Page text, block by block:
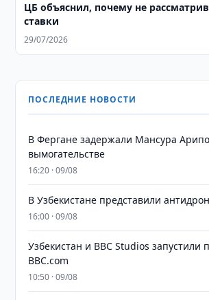
ЦБ объяснил, почему не
ставки
29/07/2026
ПОСЛЕДНИЕ НОВОСТИ
В Фергане задержали Мансура
вымогательстве
16:20 · 09/08
В Узбекистане представили
16:00 · 09/08
Узбекистан и BBC Studios запустили
BBC.com
10:50 · 09/08